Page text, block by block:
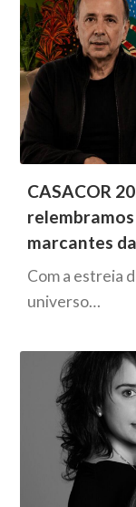
CASACOR
marcantes
Com a estreia
universo…